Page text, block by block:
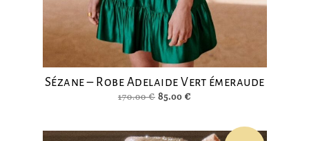
Sézane – Robe Adelaide Vert émeraude
170.00€ Le
était :
85.00 €
est :